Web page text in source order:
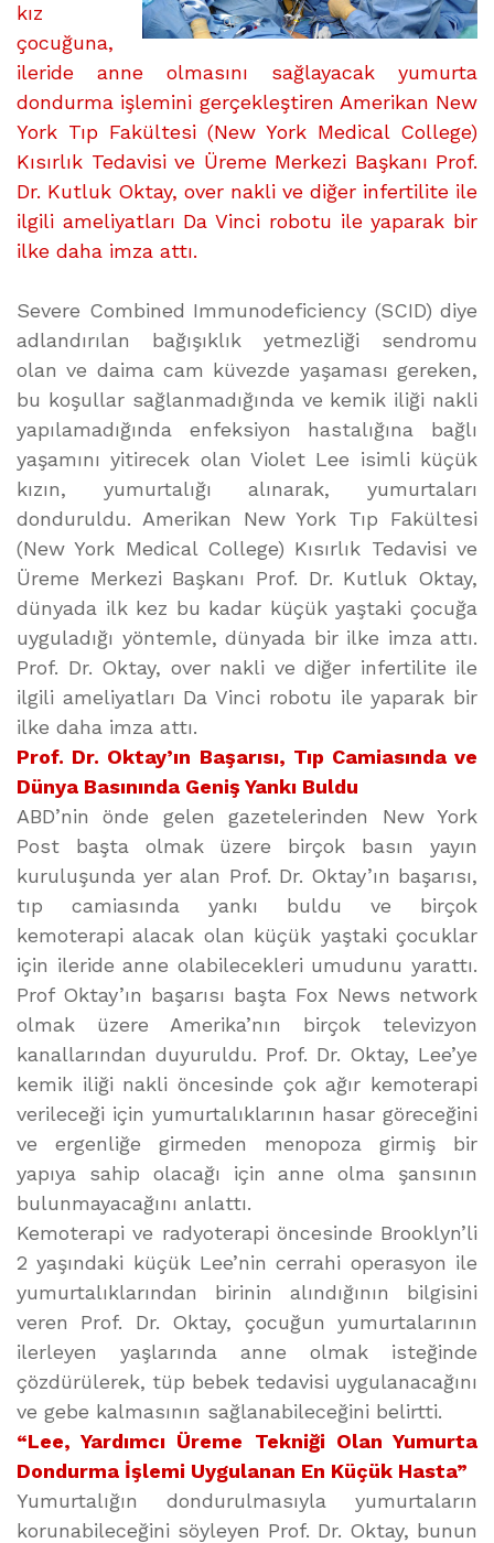
kız
çocuğuna,
ileride anne olmasını sağlayacak yumurta
dondurma işlemini gerçekleştiren Amerikan New
York Tıp Fakültesi (New York Medical College)
Kısırlık Tedavisi ve Üreme Merkezi Başkanı Prof.
Dr. Kutluk Oktay, over nakli ve diğer infertilite ile
ilgili ameliyatları Da Vinci robotu ile yaparak bir
ilke daha imza attı.
Severe Combined Immunodeficiency (SCID) diye
adlandırılan bağışıklık yetmezliği sendromu
olan ve daima cam küvezde yaşaması gereken,
bu koşullar sağlanmadığında ve kemik iliği nakli
yapılamadığında enfeksiyon hastalığına bağlı
yaşamını yitirecek olan Violet Lee isimli küçük
kızın, yumurtalığı alınarak, yumurtaları
donduruldu. Amerikan New York Tıp Fakültesi
(New York Medical College) Kısırlık Tedavisi ve
Üreme Merkezi Başkanı Prof. Dr. Kutluk Oktay,
dünyada ilk kez bu kadar küçük yaştaki çocuğa
uyguladığı yöntemle, dünyada bir ilke imza attı.
Prof. Dr. Oktay, over nakli ve diğer infertilite ile
ilgili ameliyatları Da Vinci robotu ile yaparak bir
ilke daha imza attı.
Prof. Dr. Oktay’ın Başarısı, Tıp Camiasında ve
Dünya Basınında Geniş Yankı Buldu
ABD’nin önde gelen gazetelerinden New York
Post başta olmak üzere birçok basın yayın
kuruluşunda yer alan Prof. Dr. Oktay’ın başarısı,
tıp camiasında yankı buldu ve birçok
kemoterapi alacak olan küçük yaştaki çocuklar
için ileride anne olabilecekleri umudunu yarattı.
Prof Oktay’ın başarısı başta Fox News network
olmak üzere Amerika’nın birçok televizyon
kanallarından duyuruldu. Prof. Dr. Oktay, Lee’ye
kemik iliği nakli öncesinde çok ağır kemoterapi
verileceği için yumurtalıklarının hasar göreceğini
ve ergenliğe girmeden menopoza girmiş bir
yapıya sahip olacağı için anne olma şansının
bulunmayacağını anlattı.
Kemoterapi ve radyoterapi öncesinde Brooklyn’li
2 yaşındaki küçük Lee’nin cerrahi operasyon ile
yumurtalıklarından birinin alındığının bilgisini
veren Prof. Dr. Oktay, çocuğun yumurtalarının
ilerleyen yaşlarında anne olmak isteğinde
çözdürülerek, tüp bebek tedavisi uygulanacağını
ve gebe kalmasının sağlanabileceğini belirtti.
“Lee, Yardımcı Üreme Tekniği Olan Yumurta
Dondurma İşlemi Uygulanan En Küçük Hasta”
Yumurtalığın dondurulmasıyla yumurtaların
korunabileceğini söyleyen Prof. Dr. Oktay, bunun